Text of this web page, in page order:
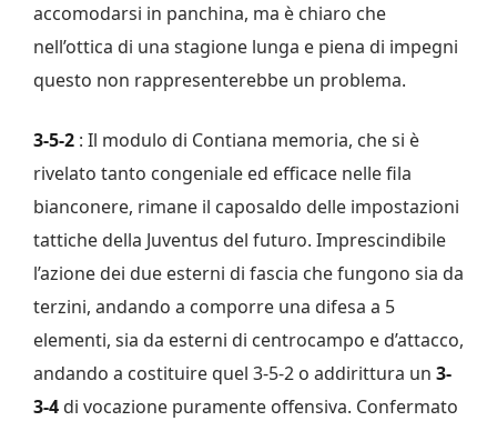
accomodarsi in panchina, ma è chiaro che
nell’ottica di una stagione lunga e piena di impegni
questo non rappresenterebbe un problema.
3-5-2 : Il modulo di Contiana memoria, che si è
rivelato tanto congeniale ed efficace nelle fila
bianconere, rimane il caposaldo delle impostazioni
tattiche della Juventus del futuro. Imprescindibile
l’azione dei due esterni di fascia che fungono sia da
terzini, andando a comporre una difesa a 5
elementi, sia da esterni di centrocampo e d’attacco,
andando a costituire quel 3-5-2 o addirittura un 3-
3-4 di vocazione puramente offensiva. Confermato